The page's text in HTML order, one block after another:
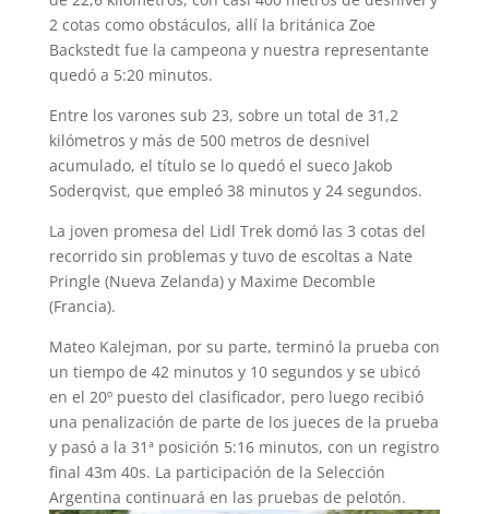
2 cotas como obstáculos, allí la británica Zoe
Backstedt fue la campeona y nuestra representante
quedó a 5:20 minutos.
Entre los varones sub 23, sobre un total de 31,2
kilómetros y más de 500 metros de desnivel
acumulado, el título se lo quedó el sueco Jakob
Soderqvist, que empleó 38 minutos y 24 segundos.
La joven promesa del Lidl Trek domó las 3 cotas del
recorrido sin problemas y tuvo de escoltas a Nate
Pringle (Nueva Zelanda) y Maxime Decomble
(Francia).
Mateo Kalejman, por su parte, terminó la prueba con
un tiempo de 42 minutos y 10 segundos y se ubicó
en el 20º puesto del clasificador, pero luego recibió
una penalización de parte de los jueces de la prueba
y pasó a la 31ª posición 5:16 minutos, con un registro
final 43m 40s. La participación de la Selección
Argentina continuará en las pruebas de pelotón.